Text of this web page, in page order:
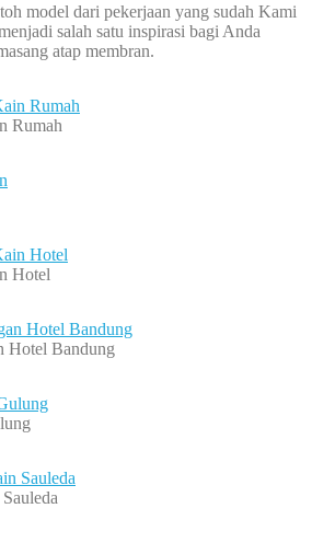
model dari pekerjaan yang sudah Kami
salah satu inspirasi bagi Anda
atap membran.
Rumah
Hotel
Hotel Bandung